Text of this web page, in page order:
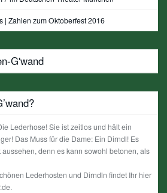
| Zahlen zum Oktoberfest 2016
G'wand
Lederhose! Sie ist zeitlos und hält ein
Das Muss für die Dame: Ein Dirndl! Es
denn es kann sowohl betonen, als
Lederhosten und Dirndln findet Ihr hier